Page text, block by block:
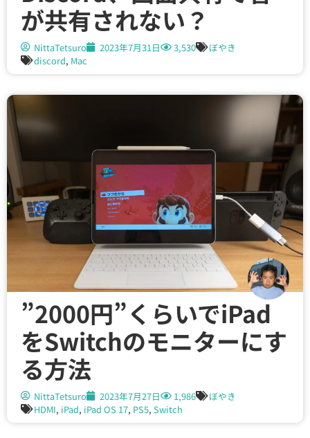
が共有されない？
NittaTetsuro 2023年7月31日 3,530
ぼやき
discord, Mac
”2000円”くらいでiPad
をSwitchのモニターにす
る方法
NittaTetsuro 2023年7月27日 1,986
ぼやき
HDMI, iPad, iPad OS 17, PS5, Switch